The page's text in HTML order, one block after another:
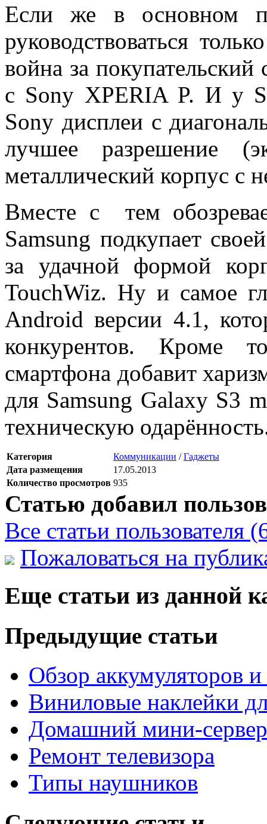
Если же в основном
руководствоваться
война за покупательский
с Sony XPERIA P. И у
Sony дисплеи с
лучшее разрешение
металлический корпус с
Вместе с тем
Samsung подкупает
за удачной формой
TouchWiz. Ну и самое
Android версии 4.1,
конкурентов. Кроме
смартфона добавит
для Samsung Galaxy S3
техническую
Категория Коммуникации /Гаджеты
Дата размещения
17.05.2013
Количество просмотров 935
Статью добавил
Все статьи пользователя
Пожаловаться на
Еще статьи из данной
Предыдущие статьи
Обзор аккумуляторов
Виниловые наклейки
Домашний мини-сервер
Ремонт телевизора
Типы наушников